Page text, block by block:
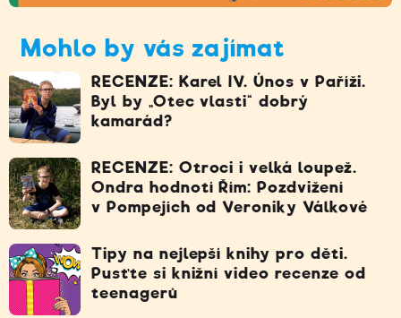
Mohlo by vás zajímat
RECENZE: Karel IV. Únos v Paříži.
Byl by „Otec vlasti“ dobrý
kamarád?
RECENZE: Otroci i velká loupež.
Ondra hodnotí Řím: Pozdvižení
v Pompejích od Veroniky Válkové
Tipy na nejlepší knihy pro děti.
Pusťte si knižní video recenze od
teenagerů